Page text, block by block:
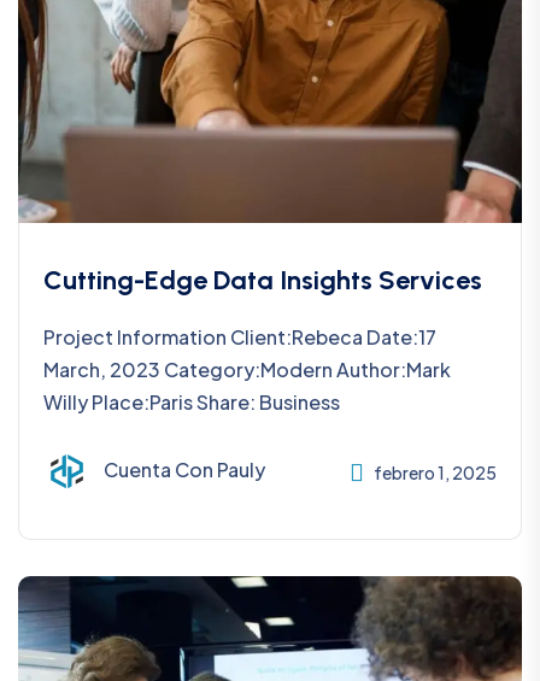
Cutting-Edge Data Insights Services
Project Information Client:Rebeca Date:17
March, 2023 Category:Modern Author:Mark
Willy Place:Paris Share: Business
Cuenta Con Pauly febrero 1, 2025